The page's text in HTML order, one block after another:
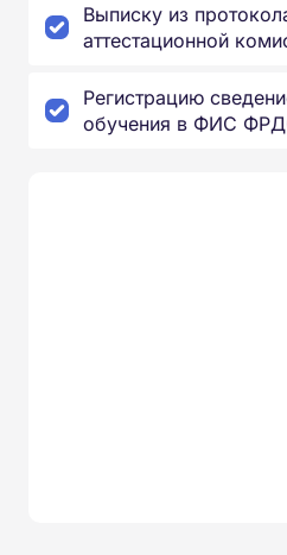
Выписку из
аттестационной
Регистрацию
обучения в ФИС